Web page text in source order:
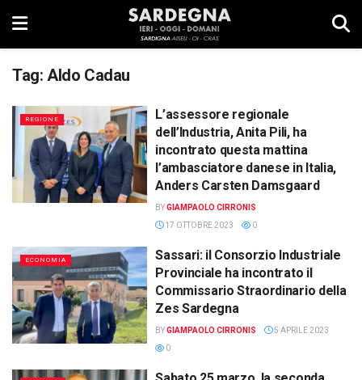
Tag: Aldo Cadau
REGIONE
L’assessore regionale
dell’Industria, Anita Pili, ha
incontrato questa mattina
l’ambasciatore danese in Italia,
Anders Carsten Damsgaard
BYGIAMPAOLO CIRRONIS
17 OTTOBRE 2023
0
ECONOMIA
Sassari: il Consorzio Industriale
Provinciale ha incontrato il
Commissario Straordinario della
Zes Sardegna
BYGIAMPAOLO CIRRONIS
5 APRILE 2023
0